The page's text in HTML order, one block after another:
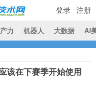
力 机器人 大数据 AI
登录 注册
该在下赛季开始使用